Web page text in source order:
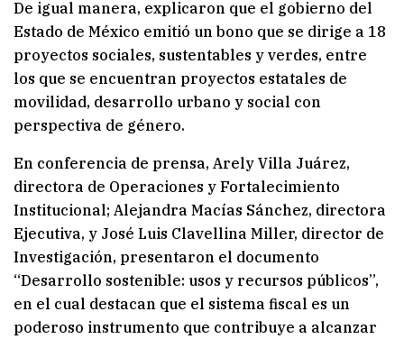
De igual manera, explicaron que el gobierno del
Estado de México emitió un bono que se dirige a 18
proyectos sociales, sustentables y verdes, entre
los que se encuentran proyectos estatales de
movilidad, desarrollo urbano y social con
perspectiva de género.
En conferencia de prensa, Arely Villa Juárez,
directora de Operaciones y Fortalecimiento
Institucional; Alejandra Macías Sánchez, directora
Ejecutiva, y José Luis Clavellina Miller, director de
Investigación, presentaron el documento
“Desarrollo sostenible: usos y recursos públicos”,
en el cual destacan que el sistema fiscal es un
poderoso instrumento que contribuye a alcanzar